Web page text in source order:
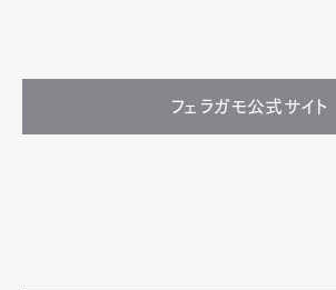
フェラガモ公式サイト